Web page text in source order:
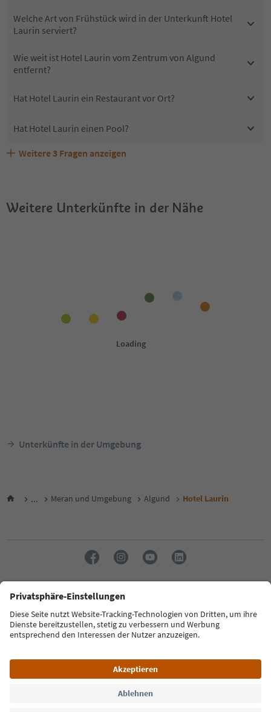
Welche Art von Frühstück wird in der Unterkunft Hotel
Laurin serviert?
Wie weit ist Hotel Laurin vom Zentrum von Algund
entfernt?
Hat Hotel Laurin ein Restaurant vor Ort?
Hat Hotel Laurin einen Pool?
Sind Haustiere in der Unterkunft Hotel Laurin erlaubt?
Welche Services bietet Hotel Laurin?
Erhalten die Gäste von Hotel Laurin einen Südtirol
Weitere 3 Fragen anzeigen
Weitere Unterkünfte in der Nähe
Unterkünfte in der Umgebung
... Meran und Umgebung Algund Hotel Laurin
Sprache: Deutsch
FAQ Kontakt Presse MICE Datenschutzerklärung
Zugänglichkeitserklärung